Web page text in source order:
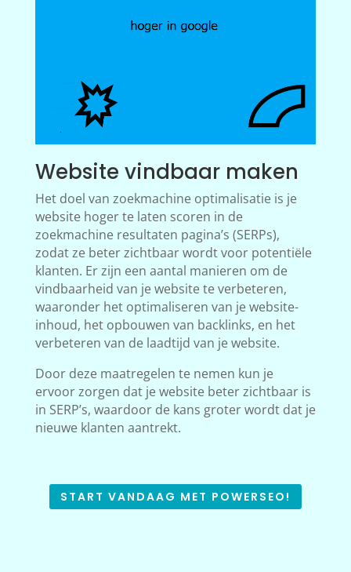
Website vindbaar maken
Het doel van zoekmachine optimalisatie is je
website hoger te laten scoren in de
zoekmachine resultaten pagina’s (SERPs),
zodat ze beter zichtbaar wordt voor potentiële
klanten. Er zijn een aantal manieren om de
vindbaarheid van je website te verbeteren,
waaronder het optimaliseren van je website-
inhoud, het opbouwen van backlinks, en het
verbeteren van de laadtijd van je website.
Door deze maatregelen te nemen kun je
ervoor zorgen dat je website beter zichtbaar is
in SERP’s, waardoor de kans groter wordt dat je
nieuwe klanten aantrekt.
START VANDAAG MET POWERSEO!